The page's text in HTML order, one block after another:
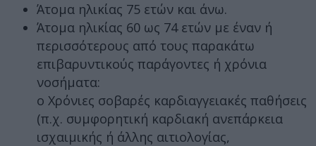
Άτομα ηλικίας 75 ετών και άνω.
Άτομα ηλικίας 60 ως 74 ετών με έναν ή
περισσότερους από τους παρακάτω
επιβαρυντικούς παράγοντες ή χρόνια
νοσήματα:
o Χρόνιες σοβαρές καρδιαγγειακές παθήσεις
(π.χ. συμφορητική καρδιακή ανεπάρκεια
ισχαιμικής ή άλλης αιτιολογίας,